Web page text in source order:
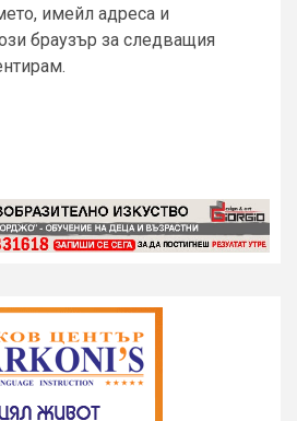
имейл адреса и
браузър за следващия